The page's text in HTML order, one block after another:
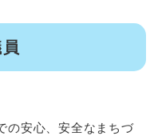
の安心、安全なまちづ